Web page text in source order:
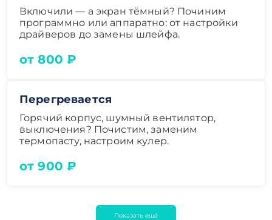
Включили — а экран тёмный? Починим
программно или аппаратно: от настройки
драйверов до замены шлейфа.
от 800 ₽
Перегревается
Горячий корпус, шумный вентилятор,
выключения? Почистим, заменим
термопасту, настроим кулер.
от 900 ₽
Показать ещё